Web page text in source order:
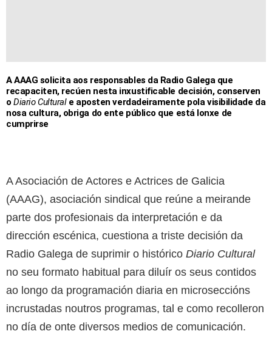
A AAAG solicita aos responsables da Radio Galega que
recapaciten, recúen nesta inxustificable decisión, conserven
oDiario Culturale aposten verdadeiramente pola visibilidade da
nosa cultura, obriga do ente público que está lonxe de
cumprirse
A Asociación de Actores e Actrices de Galicia
(AAAG), asociación sindical que reúne a meirande
parte dos profesionais da interpretación e da
dirección escénica, cuestiona a triste decisión da
Radio Galega de suprimir o histórico Diario Cultural
no seu formato habitual para diluír os seus contidos
ao longo da programación diaria en microseccións
incrustadas noutros programas, tal e como recolleron
no día de onte diversos medios de comunicación.